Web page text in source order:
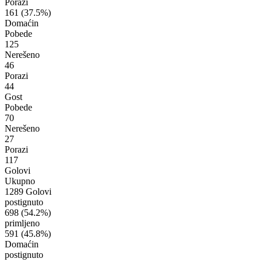
161 (37.5%)
Domaćin
Pobede
125
Nerešeno
46
Porazi
44
Gost
Pobede
70
Nerešeno
27
Porazi
117
Golovi
Ukupno
1289 Golovi
postignuto
698 (54.2%)
primljeno
591 (45.8%)
Domaćin
postignuto